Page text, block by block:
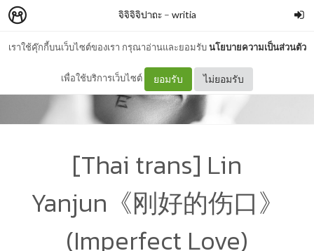
เราใช้คุ๊กกี้บนเว็บไซต์ของเรา กรุณาอ่านและยอมรับนโยบายความเป็นส่วนตัว
เพื่อใช้บริการเว็บไซต์ ยอมรับ ไม่ยอมรับ
จิจิจิจิปาถะ– writia
[Thai trans] Lin
Yanjun《刚好的伤口》
(Imperfect Love)